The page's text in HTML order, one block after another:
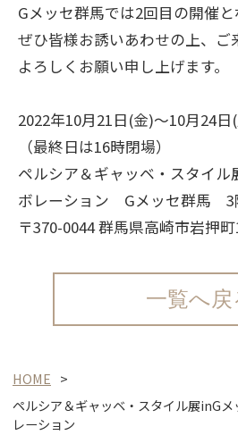
Gメッセ群馬では2回目の開催
ぜひ皆様お誘いあわせの上、ご
よろしくお願い申し上げます。
2022年10月21日(金)～10月24
（最終日は16時閉場）
ペルシア＆ギャッベ・スタイ
ボレーション Gメッセ群馬
〒370-0044 群馬県高崎市岩押
一覧へ戻
HOME
ペルシア＆ギャッベ・スタイル展inG
レーション